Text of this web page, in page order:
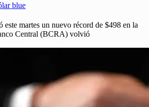
blue
este martes un nuevo récord de $498 en la
Central (BCRA) volvió